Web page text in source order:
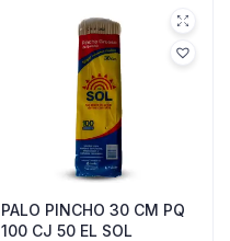
PALO PINCHO 30 CM PQ
100 CJ 50 EL SOL